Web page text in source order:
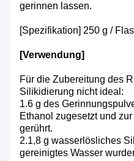
gerinnen lassen.
[Spezifikation] 250 g /
[Verwendung]
Für die Zubereitung des
Silikidierung nicht ideal:
1.6 g des
Ethanol zugesetzt und
gerührt.
2.1,8 g wasserlösliches
gereinigtes Wasser